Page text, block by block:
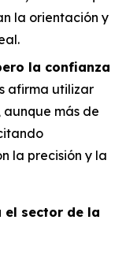
la orientación y
la confianza
afirma utilizar
más de
la precisión y la
el sector de la